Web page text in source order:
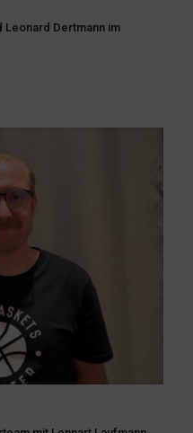
Leonard Dertmann im